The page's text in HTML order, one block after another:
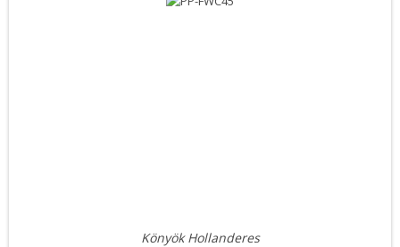
Könyök Hollanderes